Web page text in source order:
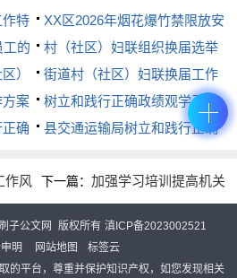
统端口，实现社会治安案件办
工程”建设，实现镇级管理人
端实时监看社会面视频图像，
用，努力构建“数据共享、联动
，把扫黑除恶和整顿软弱涣散
根基。做到精准打击和依法严
黑组织，又打“保护伞”，彻底
作特
XX区2026年烟花爆竹禁限放安
全管理工作方案
工的
村（社区）妇联组织换届选举
工作实施方案
）
案
街道村（社区）妇联换届工作
实施方案
案
树立和践行正确政绩观学习教
育实施方案
确
县交通运输局树立和践行正确
作风
下一篇： 加强学习培训提高机关
子公文网 版权所有 滇ICP备2023002521
明 网站地图
标签云
的平台，尊重并保护知识产权，如您发现相关